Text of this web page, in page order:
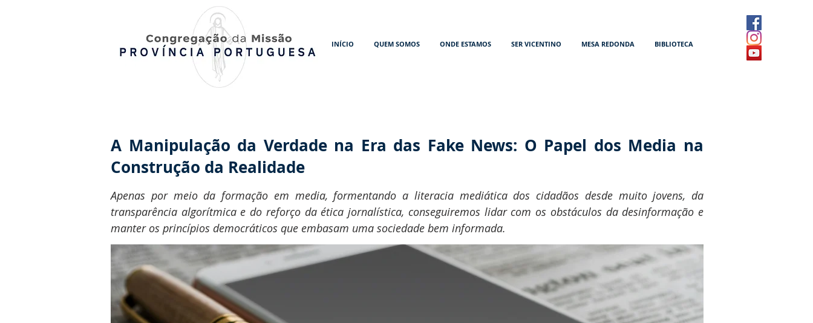
INÍCIO QUEM SOMOS ONDE ESTAMOS SER VICENTINO MESA REDONDA BIBLIOTECA
A Manipulação da Verdade na Era das Fake News: O Papel dos Media na
Construção da Realidade
Apenas por meio da formação em media, formentando a literacia mediática dos cidadãos desde muito jovens, da
transparência algorítmica e do reforço da ética jornalística, conseguiremos lidar com os obstáculos da desinformação e
manter os princípios democráticos que embasam uma sociedade bem informada.